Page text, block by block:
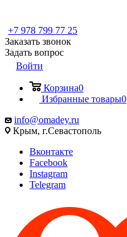
+7 978 799 77 25
Заказать звонок
Задать вопрос
Войти
Корзина0
Избранные товары0
info@omadey.ru
Крым, г.Севастополь
Вконтакте
Facebook
Instagram
Telegram